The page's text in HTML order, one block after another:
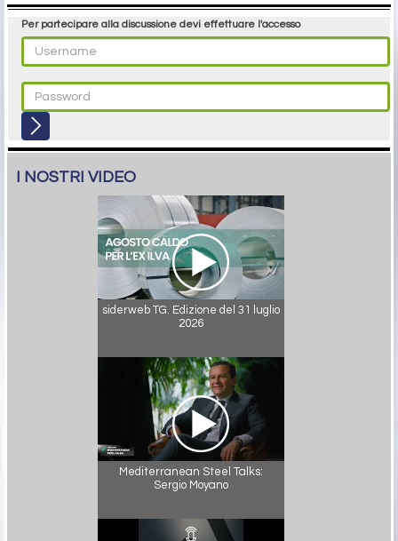
Per partecipare alla discussione devi effettuare l'accesso
I NOSTRI VIDEO
siderweb TG. Edizione del 31 luglio
2026
Mediterranean Steel Talks:
Sergio Moyano